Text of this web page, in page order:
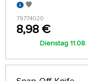
79774020
8,98 €
Dienstag